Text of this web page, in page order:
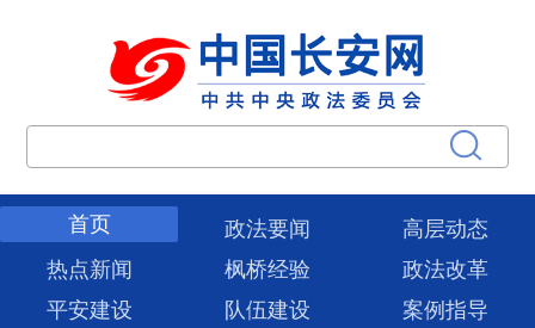
首页 政法要闻
高层动态
热点新闻
枫桥经验
政法改革
平安建设
队伍建设
案例指导